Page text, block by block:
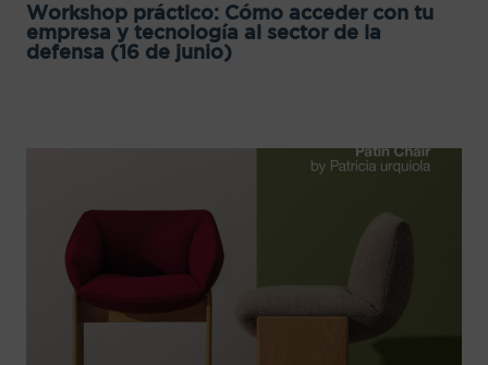
Workshop práctico: Cómo acceder con tu
empresa y tecnología al sector de la
defensa (16 de junio)